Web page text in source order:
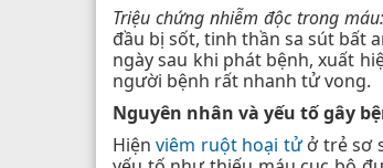
Triệu chứng nhiễm độc trong máu:
đầu bị sốt, tinh thần sa sút bất
ngày sau khi phát bệnh, xuất
người bệnh rất nhanh tử vong.
Nguyên nhân và yếu tố gây
Hiệnviêm ruột hoại tửở trẻ sơ